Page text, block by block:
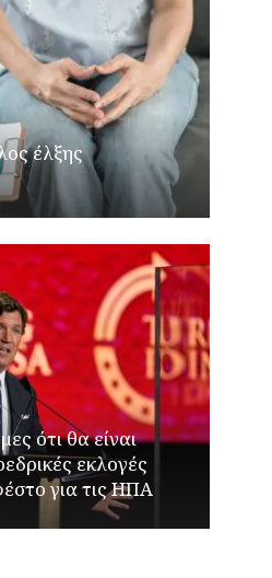
έλξης
ότι θα είναι
εκλογές
για τις ΗΠΑ